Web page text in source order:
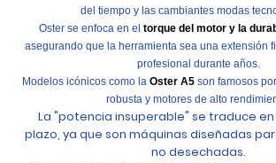
del tiempo y las cambiantes modas
Oster se enfoca en el torque del motor y la
asegurando que la herramienta sea una extensión
profesional durante años.
Modelos icónicos como la Oster A5son famosos
robusta y motores de alto
La "potencia insuperable" se traduce
plazo, ya que son máquinas diseñadas
no desechadas.